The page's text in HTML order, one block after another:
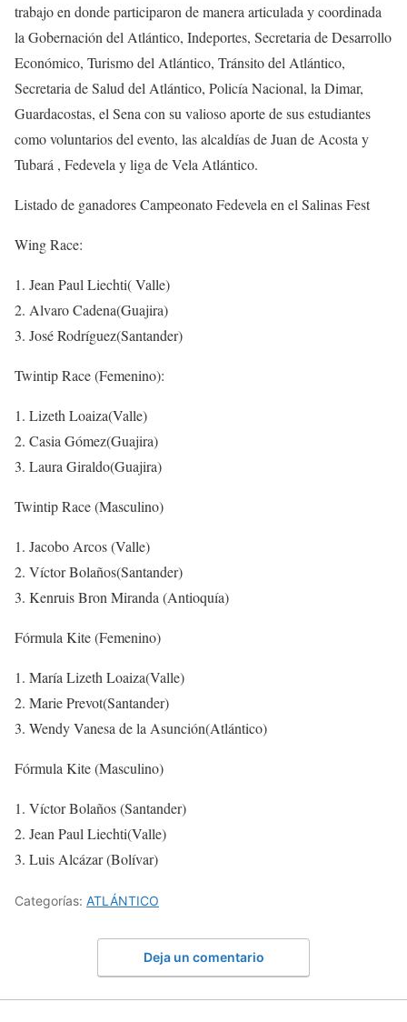
trabajo en donde participaron de manera articulada y coordinada
la Gobernación del Atlántico, Indeportes, Secretaria de Desarrollo
Económico, Turismo del Atlántico, Tránsito del Atlántico,
Secretaria de Salud del Atlántico, Policía Nacional, la Dimar,
Guardacostas, el Sena con su valioso aporte de sus estudiantes
como voluntarios del evento, las alcaldías de Juan de Acosta y
Tubará , Fedevela y liga de Vela Atlántico.
Listado de ganadores Campeonato Fedevela en el Salinas Fest
Wing Race:
Jean Paul Liechti( Valle)
Alvaro Cadena(Guajira)
José Rodríguez(Santander)
Twintip Race (Femenino):
Lizeth Loaiza(Valle)
Casia Gómez(Guajira)
Laura Giraldo(Guajira)
Twintip Race (Masculino)
Jacobo Arcos (Valle)
Víctor Bolaños(Santander)
Kenruis Bron Miranda (Antioquía)
Fórmula Kite (Femenino)
María Lizeth Loaiza(Valle)
Marie Prevot(Santander)
Wendy Vanesa de la Asunción(Atlántico)
Fórmula Kite (Masculino)
Víctor Bolaños (Santander)
Jean Paul Liechti(Valle)
Luis Alcázar (Bolívar)
Categorías: ATLÁNTICO
Deja un comentario